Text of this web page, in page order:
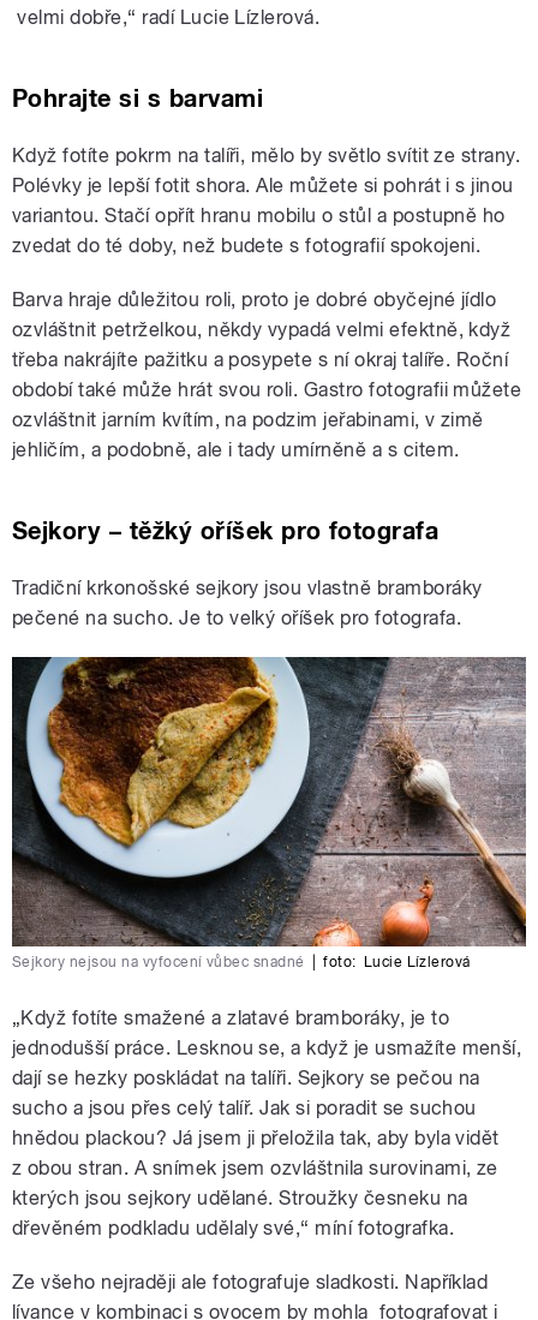
velmi dobře,“ radí Lucie Lízlerová.
Pohrajte si s barvami
Když fotíte pokrm na talíři, mělo by světlo svítit ze strany.
Polévky je lepší fotit shora. Ale můžete si pohrát i s jinou
variantou. Stačí opřít hranu mobilu o stůl a postupně ho
zvedat do té doby, než budete s fotografií spokojeni.
Barva hraje důležitou roli, proto je dobré obyčejné jídlo
ozvláštnit petrželkou, někdy vypadá velmi efektně, když
třeba nakrájíte pažitku a posypete s ní okraj talíře. Roční
období také může hrát svou roli. Gastro fotografii můžete
ozvláštnit jarním kvítím, na podzim jeřabinami, v zimě
jehličím, a podobně, ale i tady umírněně a s citem.
Sejkory – těžký oříšek pro fotografa
Tradiční krkonošské sejkory jsou vlastně bramboráky
pečené na sucho. Je to velký oříšek pro fotografa.
Sejkory nejsou na vyfocení vůbec snadné foto: Lucie Lízlerová
„Když fotíte smažené a zlatavé bramboráky, je to
jednodušší práce. Lesknou se, a když je usmažíte menší,
dají se hezky poskládat na talíři. Sejkory se pečou na
sucho a jsou přes celý talíř. Jak si poradit se suchou
hnědou plackou? Já jsem ji přeložila tak, aby byla vidět
z obou stran. A snímek jsem ozvláštnila surovinami, ze
kterých jsou sejkory udělané. Stroužky česneku na
dřevěném podkladu udělaly své,“ míní fotografka.
Ze všeho nejraději ale fotografuje sladkosti. Například
lívance v kombinaci s ovocem by mohla fotografovat i